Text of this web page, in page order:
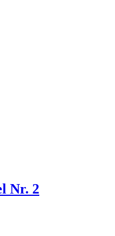
Nr. 2